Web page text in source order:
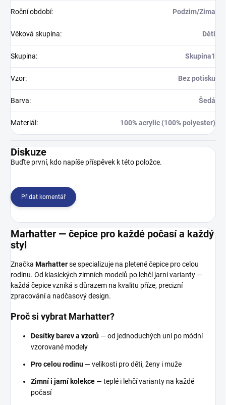
Roční období: Podzim/Zima
Věková skupina: Děti
Skupina: Skupina1
Vzor: Bez potisku
Barva: Šedá
Materiál : 100% acrylic (100% polyester)
Diskuze
Buďte první, kdo napíše příspěvek k této položce.
Přidat komentář
Marhatter — čepice pro každé počasí a každý
styl
Značka Marhatterse specializuje na pletené čepice pro celou
rodinu. Od klasických zimních modelů po lehčí jarní varianty —
každá čepice vzniká s důrazem na kvalitu příze, precizní
zpracování a nadčasový design.
Proč si vybrat Marhatter?
Desítky barev a vzorů — od jednoduchých uni po módní
vzorované modely
Pro celou rodinu — velikosti pro děti, ženy i muže
Zimní i jarní kolekce — teplé i lehčí varianty na každé
počasí